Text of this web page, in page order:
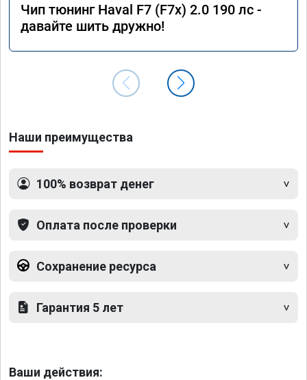
Чип тюнинг Haval F7 (F7x) 2.0 190 лс -
давайте шить дружно!
Наши преимущества
100% возврат денег
Оплата после проверки
Сохранение ресурса
Гарантия 5 лет
Ваши действия: